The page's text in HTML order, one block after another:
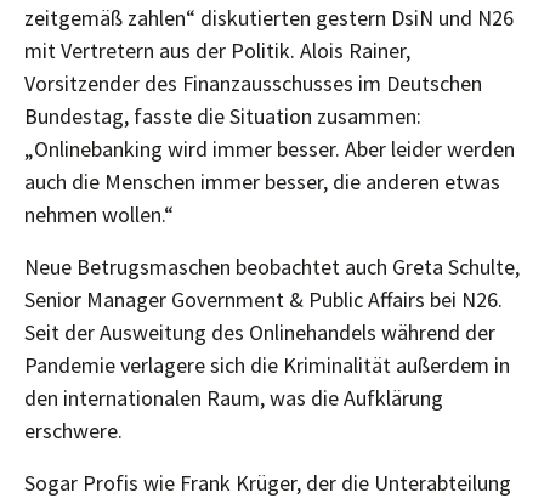
zeitgemäß zahlen“ diskutierten gestern DsiN und N26
mit Vertretern aus der Politik. Alois Rainer,
Vorsitzender des Finanzausschusses im Deutschen
Bundestag, fasste die Situation zusammen:
„Onlinebanking wird immer besser. Aber leider werden
auch die Menschen immer besser, die anderen etwas
nehmen wollen.“
Neue Betrugsmaschen beobachtet auch Greta Schulte,
Senior Manager Government & Public Affairs bei N26.
Seit der Ausweitung des Onlinehandels während der
Pandemie verlagere sich die Kriminalität außerdem in
den internationalen Raum, was die Aufklärung
erschwere.
Sogar Profis wie Frank Krüger, der die Unterabteilung